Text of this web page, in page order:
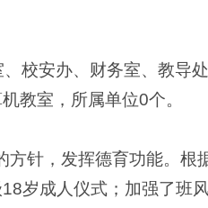
校安办、财务室、教导处
教室，所属单位0个。
方针，发挥德育功能。根
岁成人仪式；加强了班